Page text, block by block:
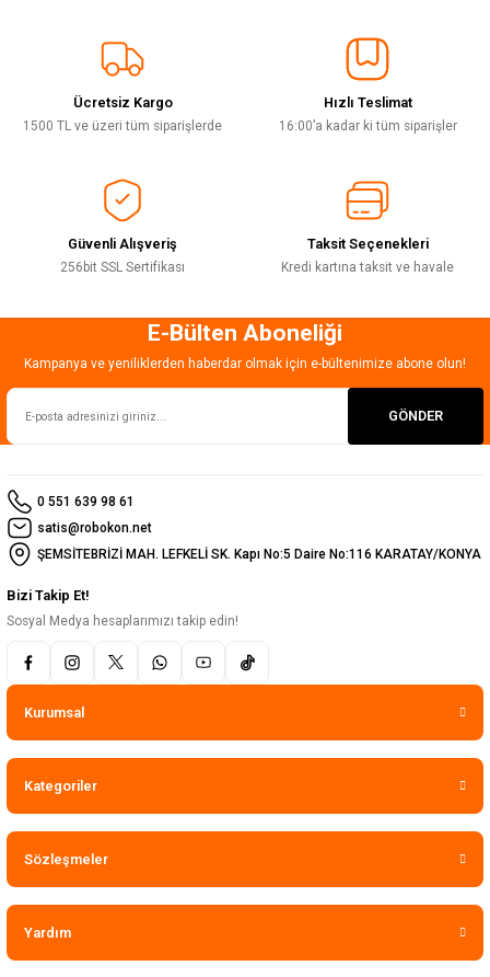
Ürün resmi kalitesiz, bozuk veya görüntülenemiyor.
Ürün açıklamasında eksik bilgiler bulunuyor.
Ürün bilgilerinde hatalar bulunuyor.
Bu ürüne benzer farklı alternatifler olmalı.
Gönder
Deneyimini Paylaş
Ücretsiz Kargo
1500 TL ve üzeri tüm siparişlerde
Hızlı Teslimat
16:00’a kadar ki tüm siparişler
Güvenli Alışveriş
256bit SSL Sertifikası
Taksit Seçenekleri
Kredi kartına taksit ve havale
E-Bülten Aboneliği
Kampanya ve yeniliklerden haberdar olmak için e-bültenimize abone olun!
GÖNDER
0 551 639 98 61
satis@robokon.net
ŞEMSİTEBRİZİ MAH. LEFKELİ SK. Kapı No:5 Daire No:116 KARATAY/KONYA
Bizi Takip Et!
Sosyal Medya hesaplarımızı takip edin!
Kurumsal
Kategoriler
Sözleşmeler
Yardım